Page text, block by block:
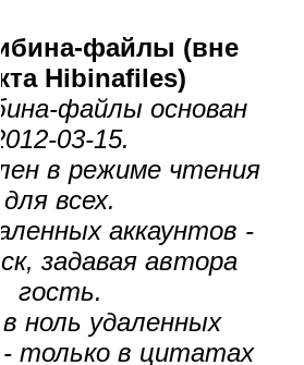
файлы (вне
Hibinafiles)
файлы основан
2012-03-15.
в режиме чтения
для всех.
аккаунтов -
задавая автора
гость.
ноль удаленных
- только в цитатах